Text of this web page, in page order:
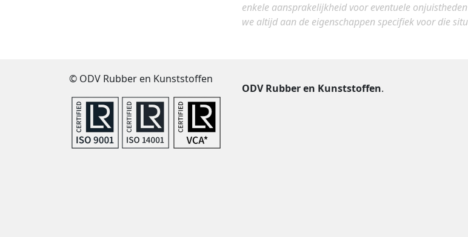
enkele aansprakelijkheid voor eventuele
we altijd aan de eigenschappen specifiek voor die
© ODV Rubber en Kunststoffen
ODV Rubber en Kunststoffen.